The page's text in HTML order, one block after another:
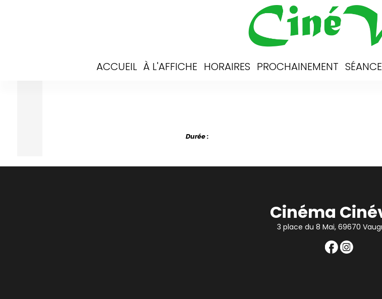
ACCUEIL À L'AFFICHE HORAIRES PROCHAINEMENT
Durée :
Cinéma
3 place du 8 Mai, 69670